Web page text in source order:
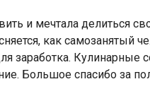
и мечтала делиться
как самозанятый
заработка. Кулинарные
Большое спасибо за